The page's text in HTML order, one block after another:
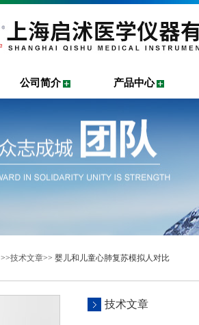
公司简介 产品中心
>>技术文章>> 婴儿和儿童心肺复苏模拟人对比
技术文章